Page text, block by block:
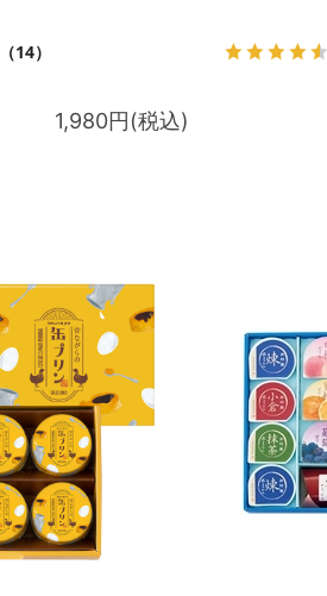
（14）
1,980円(税込)